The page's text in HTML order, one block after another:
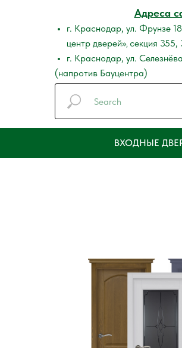
Адреса
г. Краснодар, ул. Фрунзе
центр дверей», секция 355,
г. Краснодар, ул.
(напротив Бауцентра)
ВХОДНЫЕ